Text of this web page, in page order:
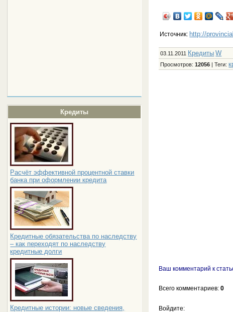
Кредиты
Расчёт эффективной процентной ставки
банка при оформлении кредита
Кредитные обязательства по наследству
– как переходят по наследству
кредитные долги
Кредитные истории: новые сведения,
Источник: http://
03.11.2011 Кредиты W
Просмотров:12056 |Теги:
Ваш комментарий к
Всего комментариев:0
Войдите: